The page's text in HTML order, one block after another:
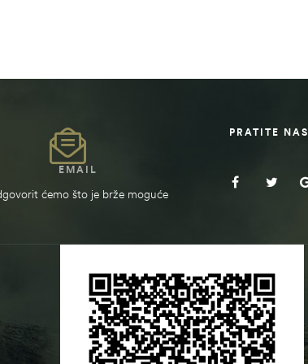
EMAIL
ćemo što je brže moguće
PRATITE NAS